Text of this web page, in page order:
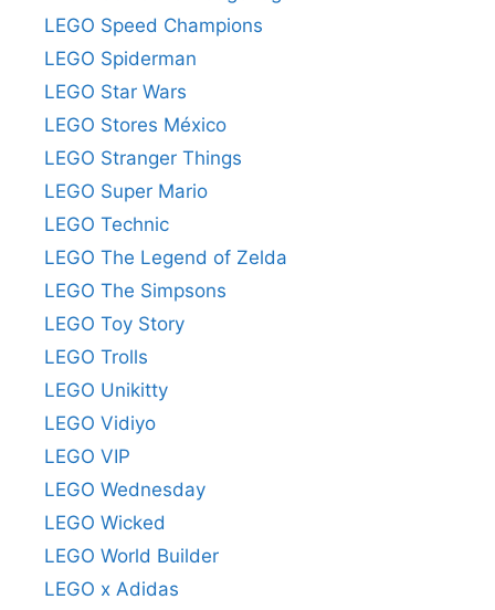
LEGO Speed Champions
LEGO Spiderman
LEGO Star Wars
LEGO Stores México
LEGO Stranger Things
LEGO Super Mario
LEGO Technic
LEGO The Legend of Zelda
LEGO The Simpsons
LEGO Toy Story
LEGO Trolls
LEGO Unikitty
LEGO Vidiyo
LEGO VIP
LEGO Wednesday
LEGO Wicked
LEGO World Builder
LEGO x Adidas